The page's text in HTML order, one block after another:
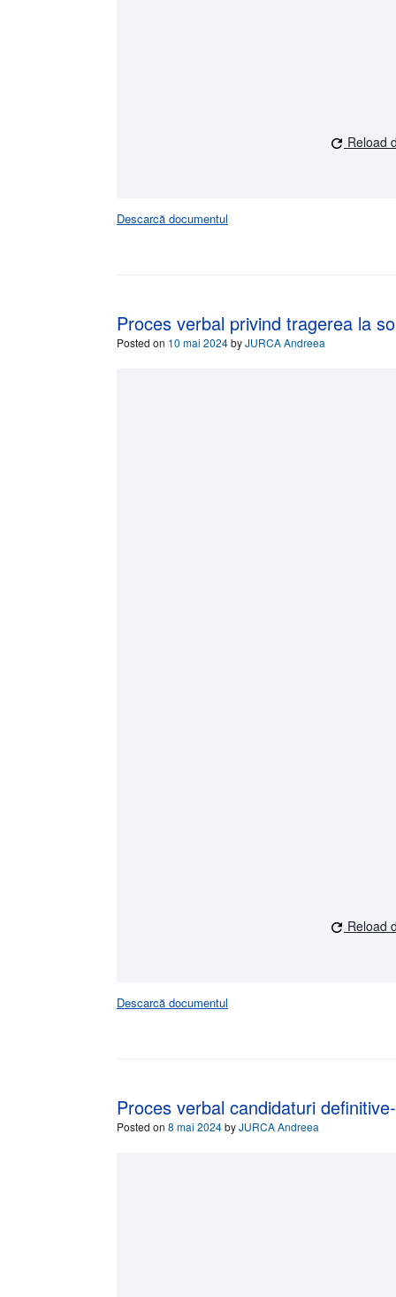
Reload
Descarcă documentul
Proces verbal privind tragerea la
Posted on 10 mai 2024byJURCA Andreea
Reload
Descarcă documentul
Proces verbal candidaturi
Posted on 8 mai 2024byJURCA Andreea